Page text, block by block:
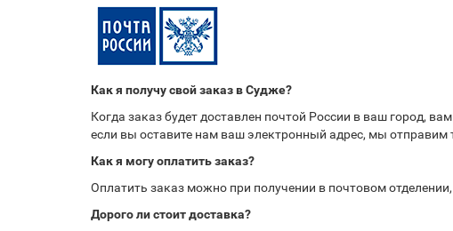
Как я получу свой заказ в Судже?
Когда заказ будет доставлен почтой России в ваш город,
если вы оставите нам ваш электронный адрес, мы отправим
Как я могу оплатить заказ?
Оплатить заказ можно при получении в почтовом
Дорого ли стоит доставка?